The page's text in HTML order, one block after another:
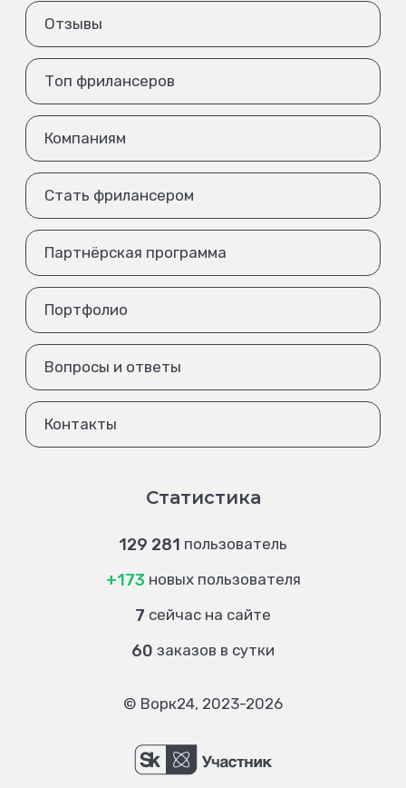
Отзывы
Топ фрилансеров
Компаниям
Стать фрилансером
Партнёрская программа
Портфолио
Вопросы и ответы
Контакты
Статистика
129 281 пользователь
+173 новых пользователя
7 сейчас на сайте
60 заказов в сутки
© Ворк24, 2023-2026